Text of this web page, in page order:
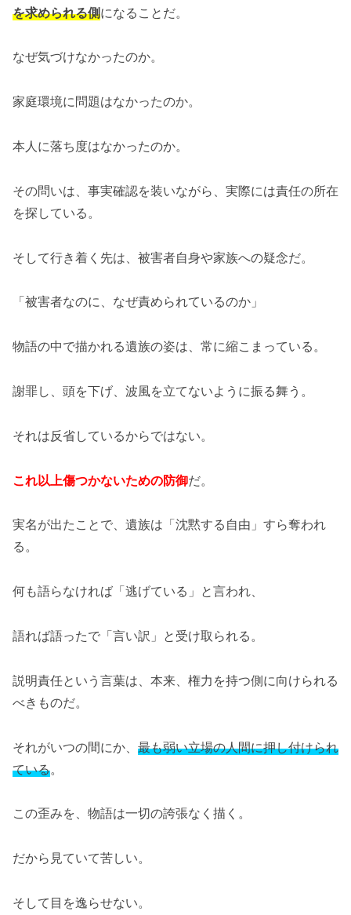
を求められる側になることだ。
なぜ気づけなかったのか。
家庭環境に問題はなかったのか。
本人に落ち度はなかったのか。
その問いは、事実確認を装いながら、実際には責任の所在
を探している。
そして行き着く先は、被害者自身や家族への疑念だ。
「被害者なのに、なぜ責められているのか」
物語の中で描かれる遺族の姿は、常に縮こまっている。
謝罪し、頭を下げ、波風を立てないように振る舞う。
それは反省しているからではない。
これ以上傷つかないための防御だ。
実名が出たことで、遺族は「沈黙する自由」すら奪われ
る。
何も語らなければ「逃げている」と言われ、
語れば語ったで「言い訳」と受け取られる。
説明責任という言葉は、本来、権力を持つ側に向けられる
べきものだ。
それがいつの間にか、 最も弱い立場の人間に押し付けられ
ている。
この歪みを、物語は一切の誇張なく描く。
だから見ていて苦しい。
そして目を逸らせない。